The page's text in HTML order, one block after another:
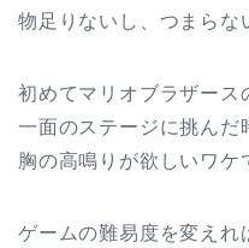
物足りないし、つまらな
初めてマリオブラザース
一面のステージに挑んだ
胸の高鳴りが欲しいワケ
ゲームの難易度を変えれ